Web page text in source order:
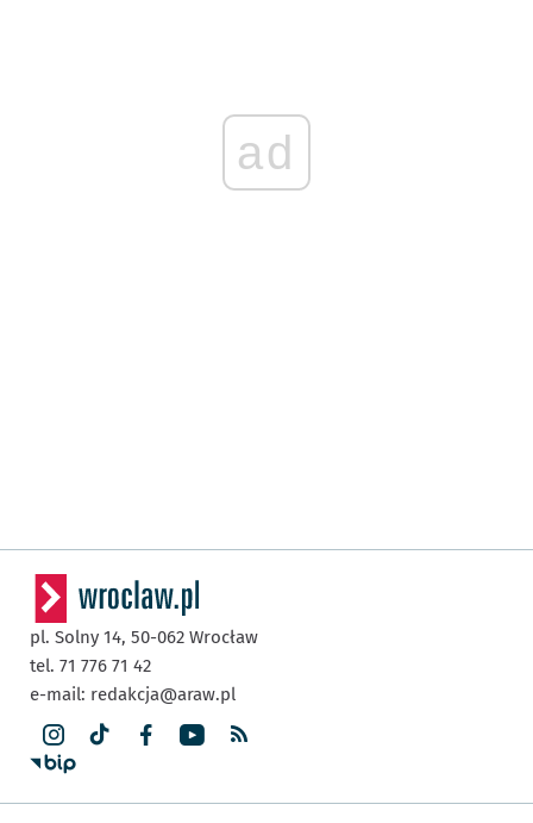
ad
pl. Solny 14, 50-062 Wrocław
tel. 71 776 71 42
e-mail: redakcja@araw.pl